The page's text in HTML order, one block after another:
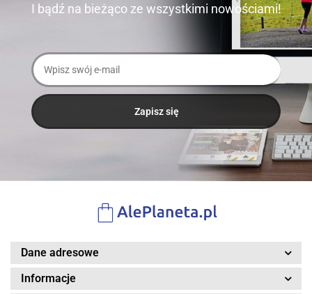
I bądź na bieżąco ze wszystkimi nowościami!
Dane adresowe
Informacje